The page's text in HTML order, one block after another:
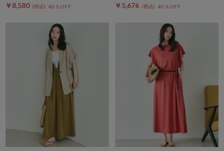
￥8,580 40％OFF ￥5,676 40％OFF